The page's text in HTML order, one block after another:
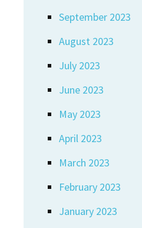
September 2023
August 2023
July 2023
June 2023
May 2023
April 2023
March 2023
February 2023
January 2023